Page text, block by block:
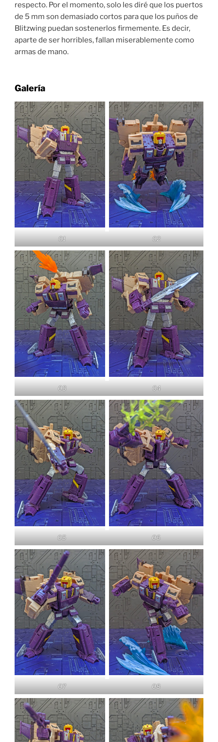
respecto. Por el momento, solo les diré que los puertos
de 5 mm son demasiado cortos para que los puños de
Blitzwing puedan sostenerlos firmemente. Es decir,
aparte de ser horribles, fallan miserablemente como
armas de mano.
Galería
01 02
03 04
05 06
07 08